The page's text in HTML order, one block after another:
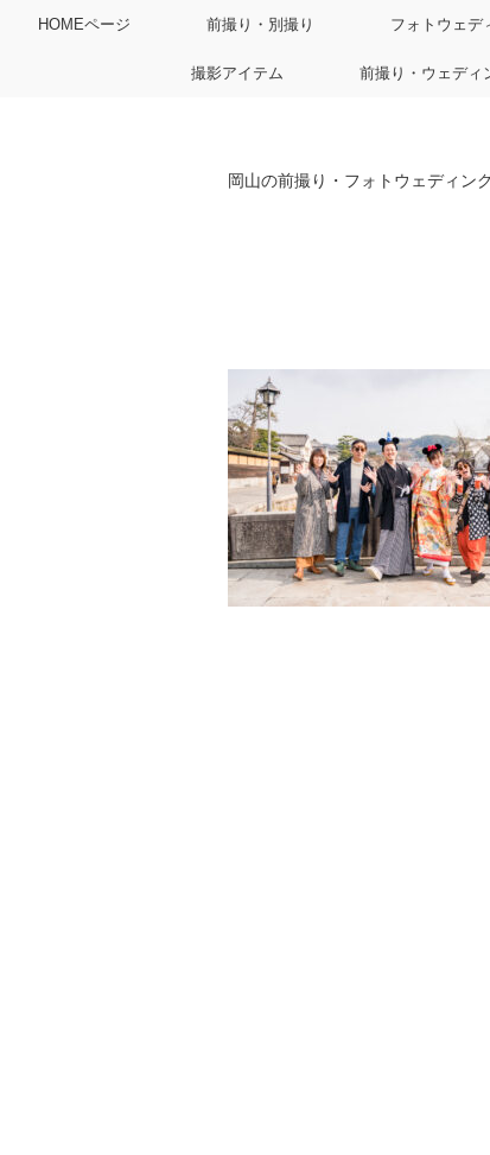
HOMEページ 前撮り・別撮り フォトウェデ
撮影アイテム 前撮り・ウェディ
岡山の前撮り・フォトウェディン